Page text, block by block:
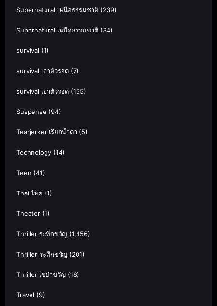
Supernatural เหนือธรรมชาติ (239)
Supernatural เหนือธรรมชาติ (34)
survival (1)
survival เอาตัวรอด (7)
survival เอาตัวรอด (155)
Suspense (94)
Tearjerker เรียกน้ำตา (5)
Technology (14)
Teen (41)
Thai ไทย (1)
Theater (1)
Thriller ระทึกขวัญ (1,456)
Thriller ระทึกขวัญ (201)
Thriller เขย่าขวัญ (18)
Travel (9)